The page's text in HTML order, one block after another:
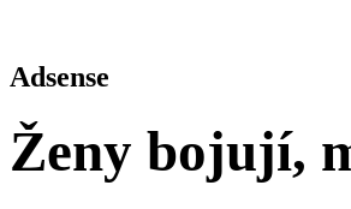
Adsense
Ženy bojují,